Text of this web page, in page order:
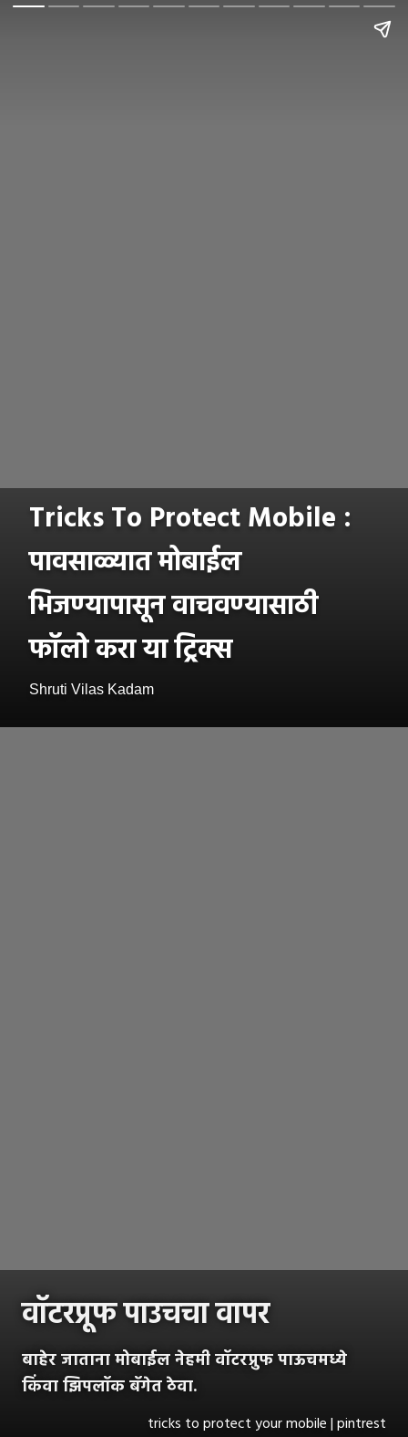
Tricks To Protect Mobile :
पावसाळ्यात मोबाईल
भिजण्यापासून वाचवण्यासाठी
फॉलो करा या ट्रिक्स
Shruti Vilas Kadam
वॉटरप्रूफ पाउचचा वापर
बाहेर जाताना मोबाईल नेहमी वॉटरप्रुफ पाऊचमध्ये
किंवा झिपलॉक बॅगेत ठेवा.
tricks to protect your mobile | pintrest